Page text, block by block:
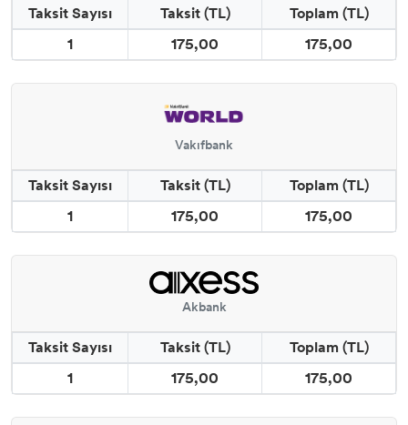
Taksit Sayısı Taksit (TL)
Toplam (TL)
1
175,00 175,00
Vakıfbank
Taksit Sayısı Taksit (TL)
Toplam (TL)
1
175,00 175,00
Akbank
Taksit Sayısı Taksit (TL)
Toplam (TL)
1
175,00 175,00